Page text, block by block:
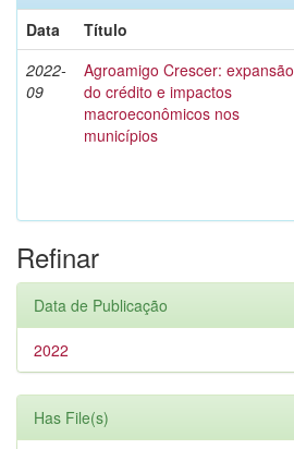
Data
Título
2022-
09
Agroamigo Crescer: expansão
do crédito e impactos
macroeconômicos nos
municípios
Refinar
Data de Publicação
2022
Has File(s)